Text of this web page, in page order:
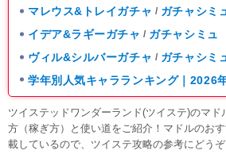
マレウス&トレイガチャ / ガチャシミ
イデア&ラギーガチャ / ガチャシミュ
ヴィル&シルバーガチャ / ガチャシミ
学年別人気キャラランキング｜2026
ツイステッドワンダーランド(ツイステ)のマド
方（稼ぎ方）と使い道をご紹介！マドルのお
載しているので、ツイステ攻略の参考にどうぞ